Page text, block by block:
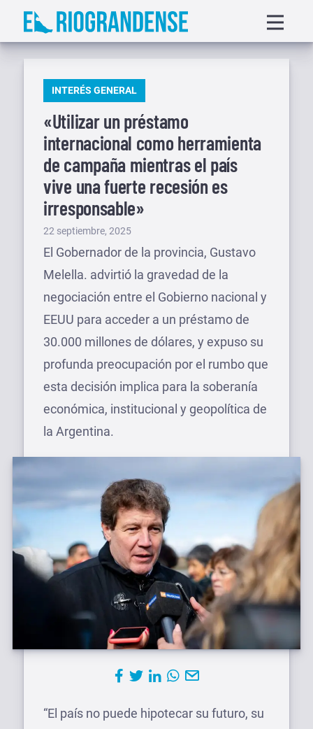
Saltar
menu
PUBLICADO
INTERÉS GENERAL
«Utilizar un préstamo
internacional como herramienta
de campaña mientras el país
vive una fuerte recesión es
irresponsable»
Publicado
el
22 septiembre, 2025
El Gobernador de la provincia, Gustavo
Melella. advirtió la gravedad de la
negociación entre el Gobierno nacional y
EEUU para acceder a un préstamo de
30.000 millones de dólares, y expuso su
profunda preocupación por el rumbo que
esta decisión implica para la soberanía
económica, institucional y geopolítica de
la Argentina.
“El país no puede hipotecar su futuro, su